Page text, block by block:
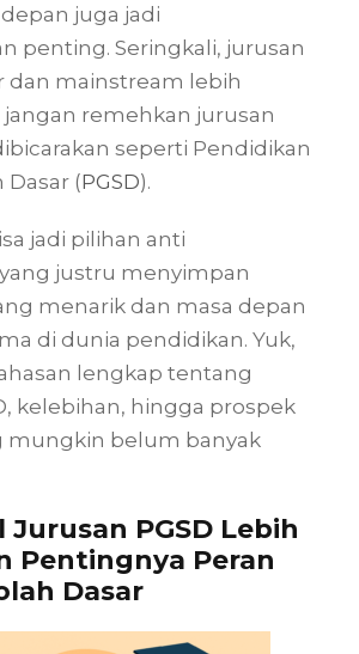
juga jadi
penting. Seringkali, jurusan
dan mainstream lebih
remehkan jurusan
seperti Pendidikan
Dasar (PGSD).
jadi pilihan anti
justru menyimpan
menarik dan masa depan
di dunia pendidikan. Yuk,
lengkap tentang
kelebihan, hingga prospek
mungkin belum banyak
Jurusan PGSD Lebih
Pentingnya Peran
Dasar